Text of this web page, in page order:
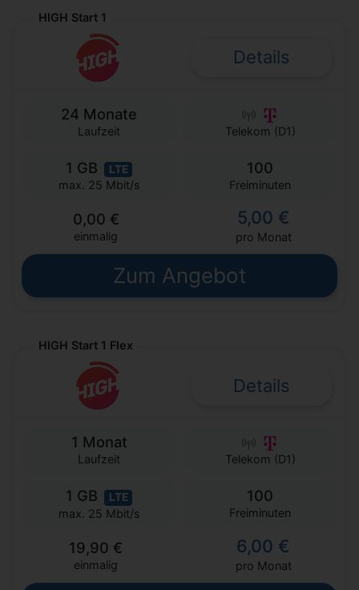
HIGH Start 1
Details
24 Monate
Laufzeit Telekom (D1)
1 GB LTE
max. 25 Mbit/s
100
Freiminuten
0,00 €
einmalig
5,00 €
pro Monat
Zum Angebot
HIGH Start 1 Flex
Details
1 Monat
Laufzeit Telekom (D1)
1 GB LTE
max. 25 Mbit/s
100
Freiminuten
19,90 €
einmalig
6,00 €
pro Monat